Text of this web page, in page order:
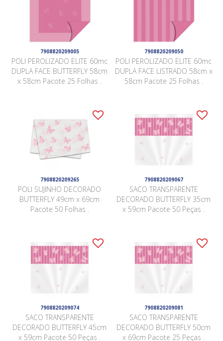
7908820209005
POLI PEROLIZADO ELITE 60mc
DUPLA FACE BUTTERFLY 58cm
x 58cm Pacote 25 Folhas .
7908820209050
POLI PEROLIZADO ELITE 60mc
DUPLA FACE LISTRADO 58cm x
58cm Pacote 25 Folhas .
7908820209265
POLI SUJINHO DECORADO
BUTTERFLY 49cm x 69cm
Pacote 50 Folhas .
7908820209067
SACO TRANSPARENTE
DECORADO BUTTERFLY 35cm
x 59cm Pacote 50 Peças .
7908820209074
SACO TRANSPARENTE
DECORADO BUTTERFLY 45cm
x 59cm Pacote 50 Peças .
7908820209081
SACO TRANSPARENTE
DECORADO BUTTERFLY 50cm
x 69cm Pacote 25 Peças .